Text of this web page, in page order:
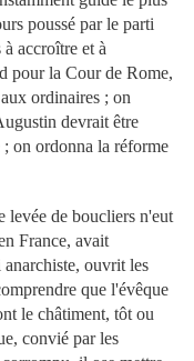
poussé par le parti
accroître et à
pour la Cour de Rome,
ordinaires ; on
devrait être
; on ordonna la réforme
levée de boucliers n'eut
France, avait
ouvrit les
que l'évêque
le châtiment, tôt ou
convié par les